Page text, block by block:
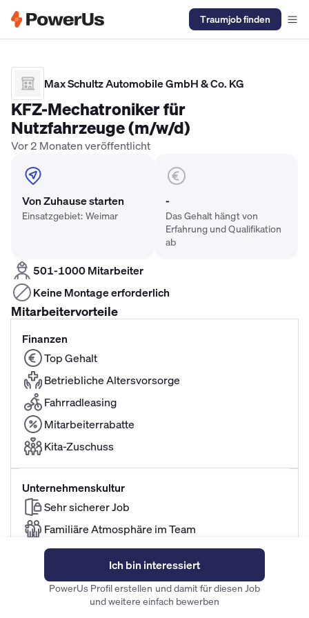
Traumjob finden
Max Schultz Automobile GmbH & Co. KG
KFZ-Mechatroniker für
Nutzfahrzeuge (m/w/d)
Vor 2 Monaten veröffentlicht
Von Zuhause starten
Einsatzgebiet: Weimar
-
Das Gehalt hängt von
Erfahrung und Qualifikation
ab
501-1000 Mitarbeiter
Keine Montage erforderlich
Mitarbeitervorteile
Finanzen
Top Gehalt
Betriebliche Altersvorsorge
Fahrradleasing
Mitarbeiterrabatte
Kita-Zuschuss
Unternehmenskultur
Sehr sicherer Job
Familiäre Atmosphäre im Team
Familienfreundliche Arbeitszeiten
Ich bin interessiert
PowerUs Profil erstellen und damit für diesen Job
und weitere einfach bewerben